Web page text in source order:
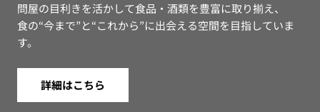
問屋の目利きを活かして食品・酒類を豊富に取り揃え、
食の“今まで”と“これから”に出会える空間を目指していま
す。
詳細はこちら